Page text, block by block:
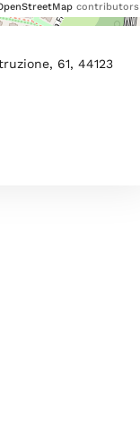
contributors
61, 44123